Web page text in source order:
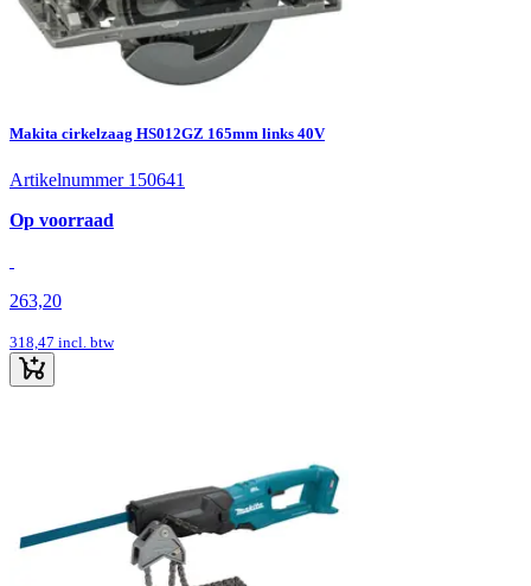
Makita cirkelzaag HS012GZ 165mm links 40V
Artikelnummer 150641
Op voorraad
263,20
318,47 incl. btw